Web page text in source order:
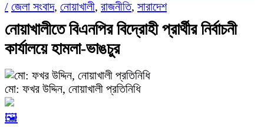
/ জেলা সংবাদ, নোয়াখালী, রাজনীতি, সারাদেশ
নোয়াখালীতে বিএনপির বিদ্রোহী প্রার্থীর নির্বাচনী
কার্যালয়ে হামলা-ভাঙচুর
মো: ফখর উদ্দিন, নোয়াখালী প্রতিনিধি
🖼️